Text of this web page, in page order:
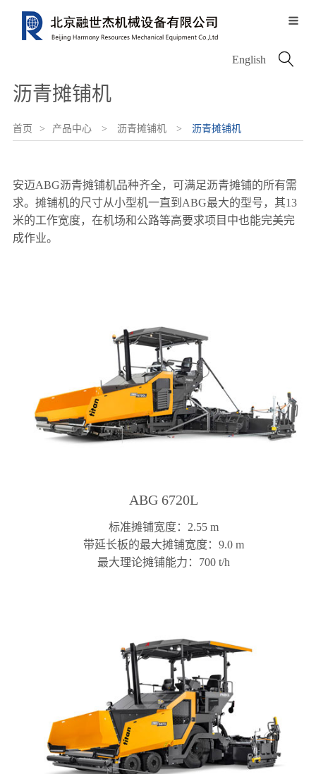

English 
关于我们
资质荣誉
领导致辞
产品中心
电动设备
轮式装载机
服务中心
服务网络
服务类型
配件中心
沃尔沃配件
VOLVO PENTA
信息中心
图片中心
融世杰人
沥青摊铺机
首页 > 产品中心 > 沥青摊铺机 > 沥青摊铺机
安迈ABG沥青摊铺机品种齐全，可满足沥青摊铺的所有需
求。摊铺机的尺寸从小型机一直到ABG最大的型号，其13
米的工作宽度，在机场和公路等高要求项目中也能完美完
成作业。
ABG 6720L
标准摊铺宽度：2.55 m
带延长板的最大摊铺宽度：9.0 m
最大理论摊铺能力：700 t/h